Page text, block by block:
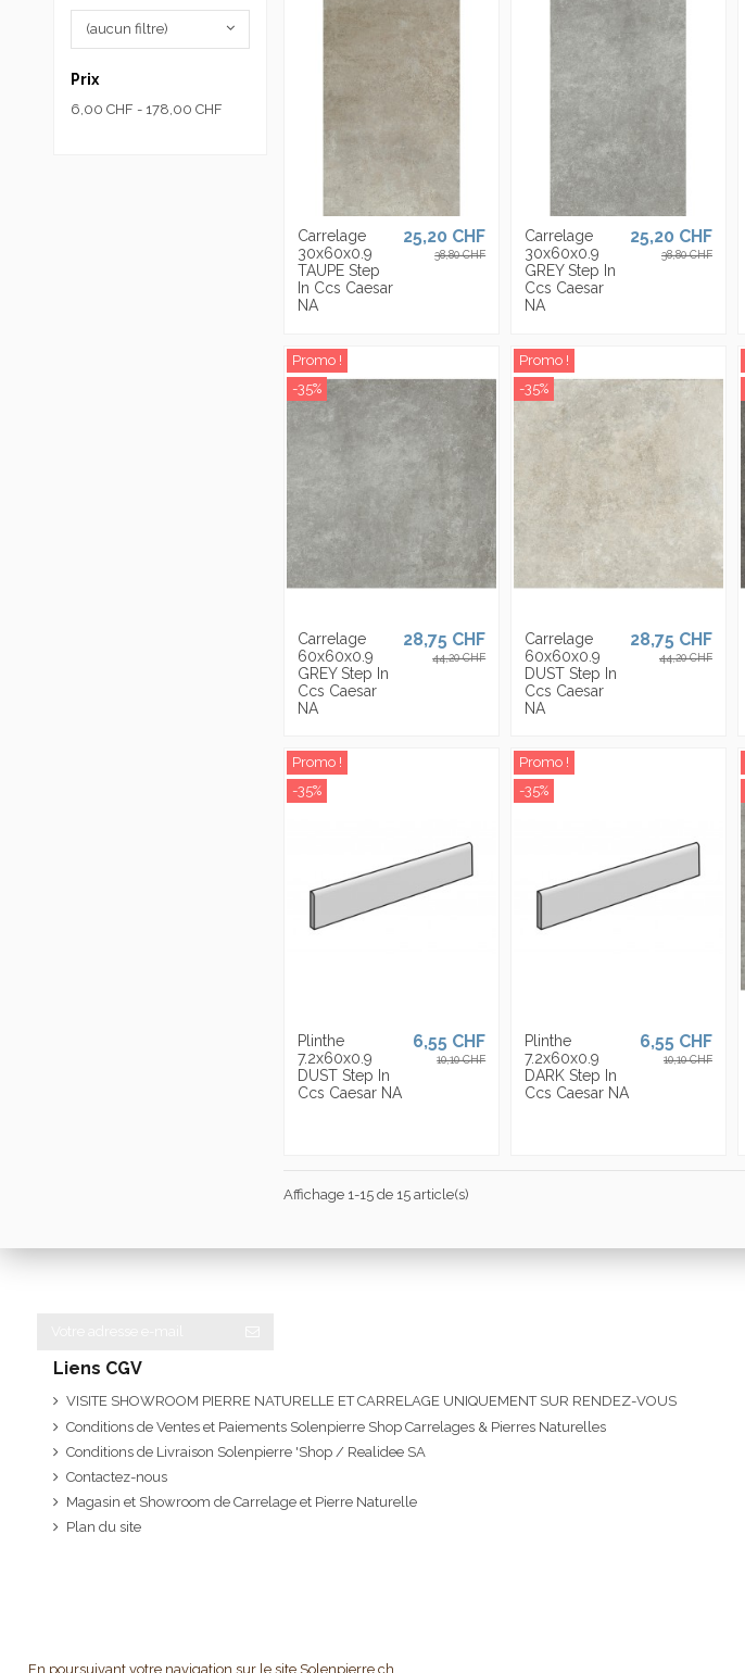
Carrelage
30x60x0.9
TAUPE Step
In Ccs Caesar
NA
25,20 CHF
38,80 CHF
Carrelage
30x60x0.9
GREY Step In
Ccs Caesar
NA
25,20 CHF
38,80 CHF
Promo !
-35%
Carrelage
60x60x0.9
GREY Step In
Ccs Caesar
NA
28,75 CHF
44,20 CHF
Promo !
-35%
Carrelage
60x60x0.9
DUST Step In
Ccs Caesar
NA
28,75 CHF
44,20 CHF
Promo !
-35%
Plinthe
7.2x60x0.9
DUST Step In
Ccs Caesar NA
6,55 CHF
10,10 CHF
Promo !
-35%
Plinthe
7.2x60x0.9
DARK Step In
Ccs Caesar NA
6,55 CHF
10,10 CHF
Affichage 1-15 de 15 article(s)
(aucun filtre)
Prix
6,00 CHF - 178,00 CHF
Liens CGV
VISITE SHOWROOM PIERRE NATURELLE ET CARRELAGE UNIQUEMENT SUR RENDEZ-VOUS
Conditions de Ventes et Paiements Solenpierre Shop Carrelages & Pierres Naturelles
Conditions de Livraison Solenpierre 'Shop / Realidee SA
Contactez-nous
Magasin et Showroom de Carrelage et Pierre Naturelle
Plan du site
En poursuivant votre navigation sur le site Solenpierre.ch